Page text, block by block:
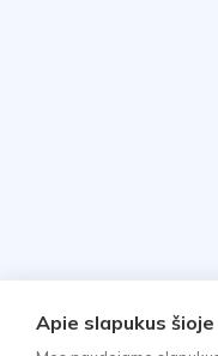
Apie slapukus